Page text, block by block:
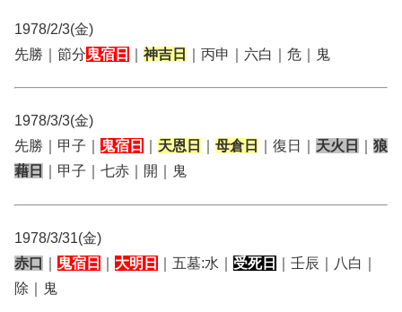
1978/2/3(金)
先勝｜節分鬼宿日 神吉日 ｜丙申｜六白｜危｜鬼
1978/3/3(金)
先勝｜甲子｜
鬼宿日 天恩日 母倉日 ｜復日｜ 天火日
狼
藉日
｜甲子｜七赤｜開｜鬼
1978/3/31(金)
赤口
鬼宿日 大明日 ｜五墓:水｜ 受死日
｜壬辰｜八白｜
除｜鬼